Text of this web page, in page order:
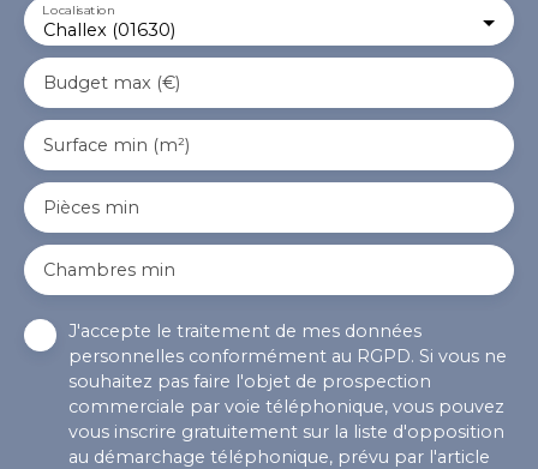
Challex (01630)
Localisation
Budget max (€)
Surface min (m²)
Pièces min
Chambres min
J'accepte le traitement de mes données
personnelles conformément au RGPD. Si vous ne
souhaitez pas faire l'objet de prospection
commerciale par voie téléphonique, vous pouvez
vous inscrire gratuitement sur la liste d'opposition
au démarchage téléphonique, prévu par l'article